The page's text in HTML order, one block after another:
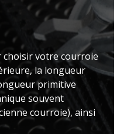
votre courroie
la longueur
primitive
souvent
courroie), ainsi